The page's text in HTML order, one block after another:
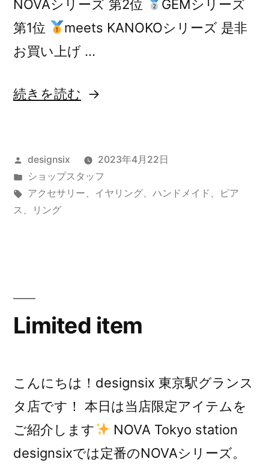
NOVAシリーズ 第2位
GEMシリーズ
第1位
meets KANOKOシリーズ 是非
お買い上げ …
“人
ン
キ
ン
続きを読む
投
稿
者:
designsix
2023年4月22日
カ
テ
ゴ
ショップスタッフ
タ
グ:
アクセサリー、 イヤリング、 ハンドメイド 、
ピア
ス 、 リング
Limited item
こんにちは！designsix 東京駅グランス
タ店です！ 本日は当店限定アイテムを
ご紹介します
NOVA Tokyo station
designsixでは定番のNOVAシリーズ。